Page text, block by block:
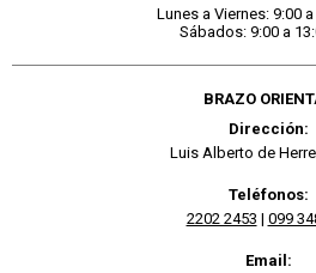
Lunes a Viernes: 9:00
Sábados: 9:00 a
BRAZO
Dirección:
Luis Alberto de
Teléfonos:
2202 2453 | 099
Email: